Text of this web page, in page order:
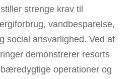
strenge krav til
vandbesparelse,
social ansvarlighed. Ved at
demonstrerer resorts
operationer og